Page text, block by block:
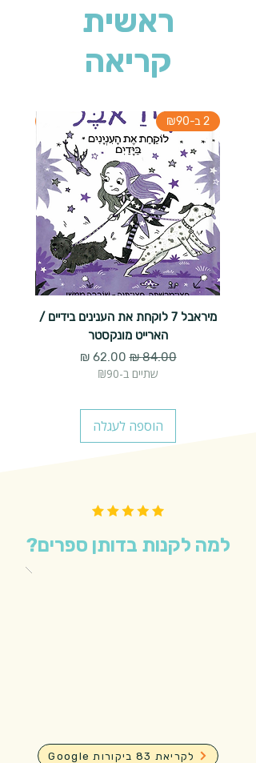
ראשית
קריאה
2 ב-₪90
מיראבל 7 לוקחת את הענינים בידיים /
הארייט מונקסטר
מחיר רגיל‏84.00 ‏₪ מחיר מבצע
שתיים ב-₪90
הוספה לעגלה
למה לקנות בדותן ספרים?
Google לקריאת 83 ביקורות